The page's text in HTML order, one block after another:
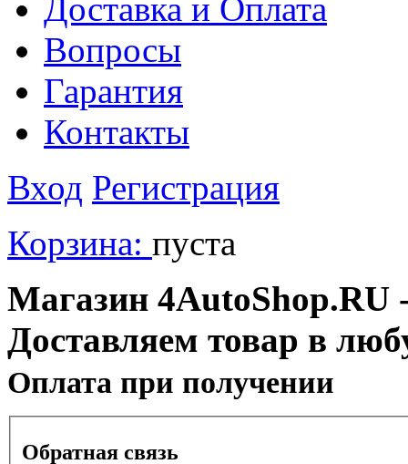
Доставка и Оплата
Вопросы
Гарантия
Контакты
Вход Регистрация
Корзина: пуста
Магазин 4AutoShop.RU
Доставляем товар в
Оплата при получении
Обратная связь